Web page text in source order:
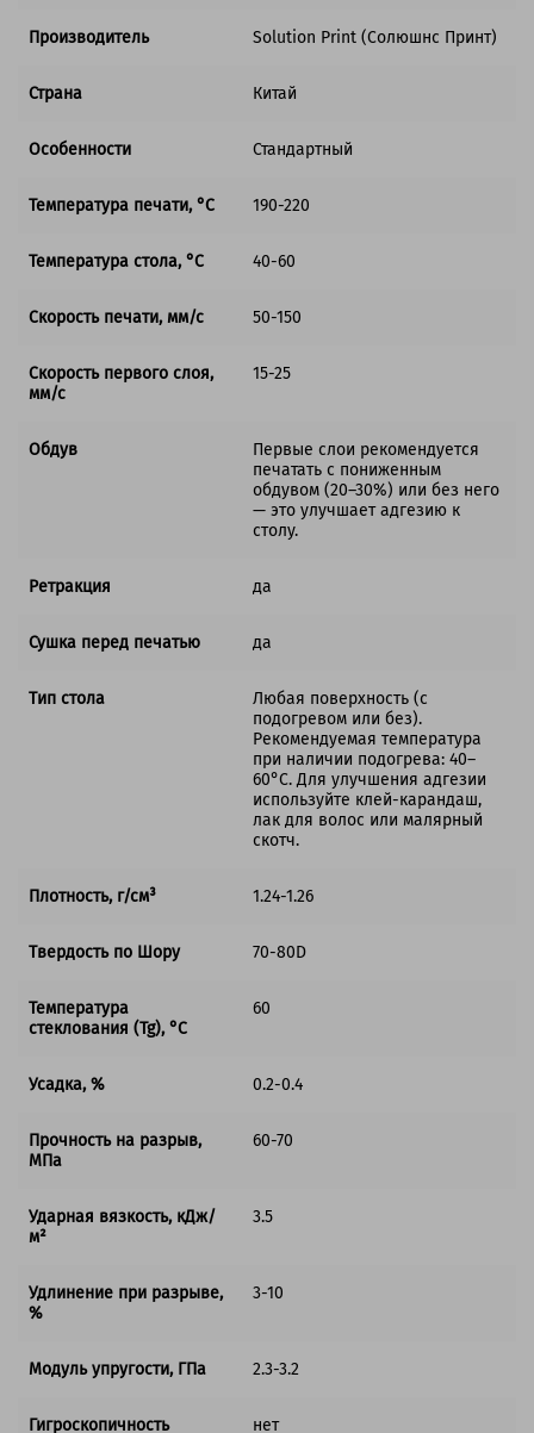
Производитель Solution Print (Солюшнс Принт)
Страна Китай
Особенности Стандартный
Температура печати, °C 190-220
Температура стола, °C 40-60
Скорость печати, мм/с 50-150
Скорость первого слоя,
мм/с
15-25
Обдув
Первые слои рекомендуется
печатать с пониженным
обдувом (20–30%) или без него
— это улучшает адгезию к
столу.
Ретракция да
Сушка перед печатью да
Тип стола
Любая поверхность (с
подогревом или без).
Рекомендуемая температура
при наличии подогрева: 40–
60°C. Для улучшения адгезии
используйте клей-карандаш,
лак для волос или малярный
скотч.
Плотность, г/см³ 1.24-1.26
Твердость по Шору 70-80D
Температура
стеклования (Tg), °C
60
Усадка, % 0.2-0.4
Прочность на разрыв,
МПа
60-70
Ударная вязкость, кДж/
м²
3.5
Удлинение при разрыве,
%
3-10
Модуль упругости, ГПа 2.3-3.2
Гигроскопичность нет